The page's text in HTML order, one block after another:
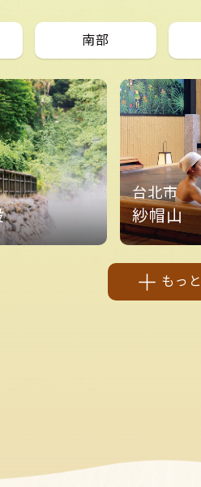
台北市
紗帽山
もっ
南部